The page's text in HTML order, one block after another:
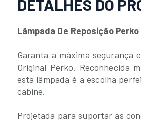
DETALHES DO
Lâmpada De Reposição Perko
Garanta a máxima segurança
Original Perko. Reconhecida
esta lâmpada é a escolha
cabine.
Projetada para suportar as